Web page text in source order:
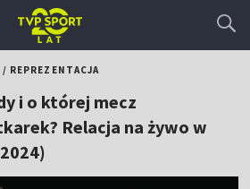
/ REPREZENTACJA
i o której mecz
Relacja na żywo w